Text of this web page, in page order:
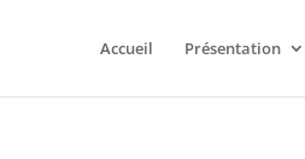
Accueil Présentation